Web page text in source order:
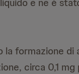
la formazione di
circa 0,1 mg